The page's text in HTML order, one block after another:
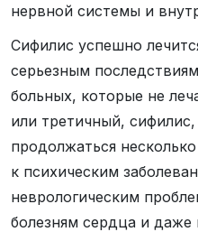
нервной системы и
Сифилис успешно
серьезным
больных, которые не
или третичный,
продолжаться
к психическим
неврологическим
болезням сердца и